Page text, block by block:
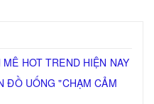
HOT TREND HIỆN NAY
ĐỒ UỐNG "CHẠM CẢM